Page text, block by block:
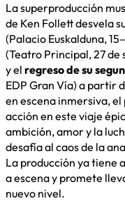
La superproducción
de Ken Follett desvela
(Palacio Euskalduna,
(Teatro Principal, 27
y el regreso de su
EDP Gran Vía) a partir
en escena inmersiva,
acción en este viaje
ambición, amor y la
desafía al caos de la
La producción ya tiene
a escena y promete
nuevo nivel.